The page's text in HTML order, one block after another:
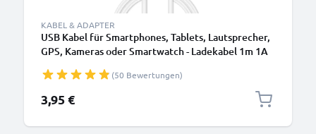
KABEL & ADAPTER
USB Kabel für Smartphones, Tablets, Lautsprecher,
GPS, Kameras oder Smartwatch - Ladekabel 1m 1A
(50 Bewertungen)
3,95 €